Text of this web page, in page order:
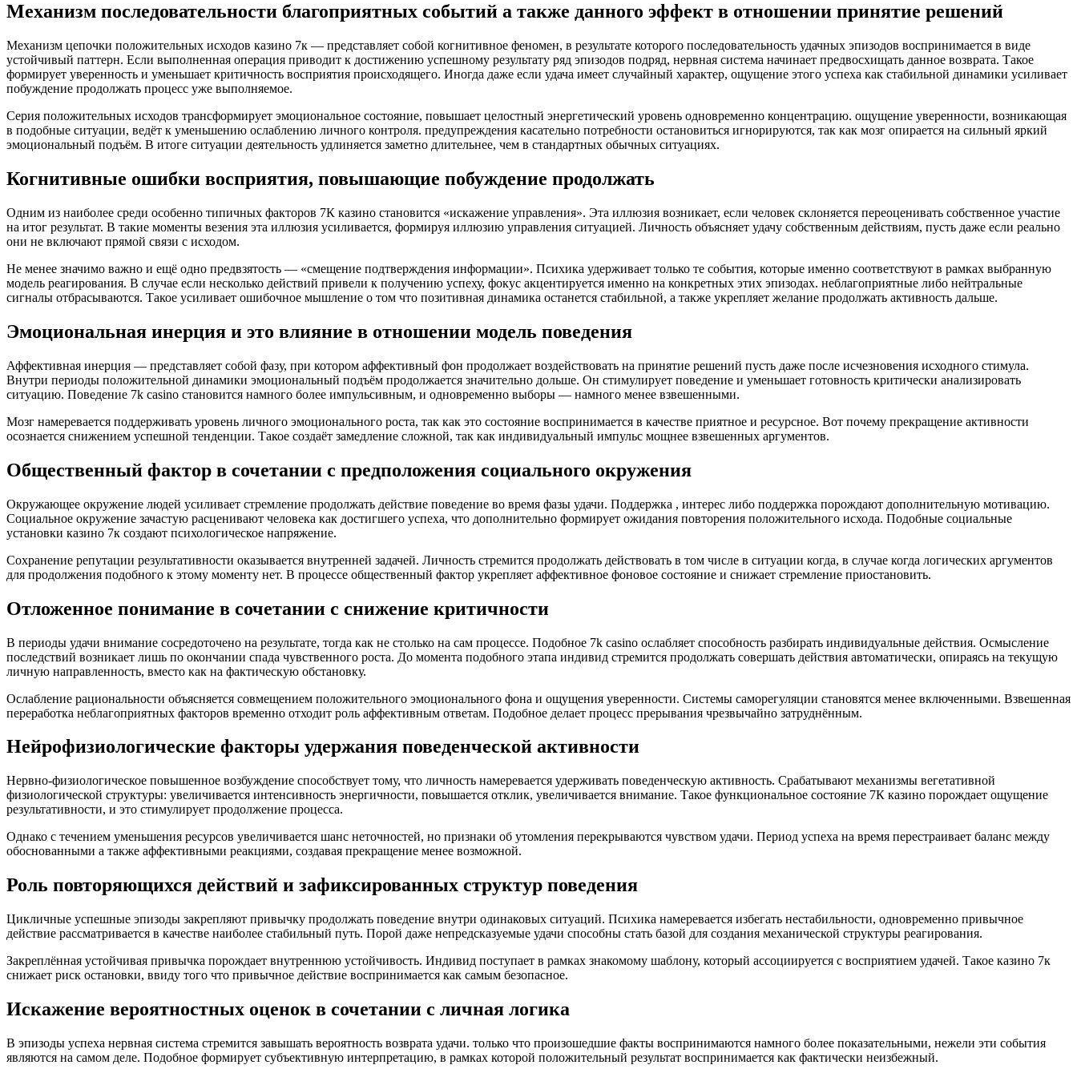
Механизм последовательности благоприятных событий а также данного эффект в отношении принятие решений
Механизм цепочки положительных исходов казино 7к — представляет собой когнитивное феномен, в результате которого последовательность удачных эпизодов воспринимается в виде
устойчивый паттерн. Если выполненная операция приводит к достижению успешному результату ряд эпизодов подряд, нервная система начинает предвосхищать данное возврата. Такое
формирует уверенность и уменьшает критичность восприятия происходящего. Иногда даже если удача имеет случайный характер, ощущение этого успеха как стабильной динамики усиливает
побуждение продолжать процесс уже выполняемое.
Серия положительных исходов трансформирует эмоциональное состояние, повышает целостный энергетический уровень одновременно концентрацию. ощущение уверенности, возникающая
в подобные ситуации, ведёт к уменьшению ослаблению личного контроля. предупреждения касательно потребности остановиться игнорируются, так как мозг опирается на сильный яркий
эмоциональный подъём. В итоге ситуации деятельность удлиняется заметно длительнее, чем в стандартных обычных ситуациях.
Когнитивные ошибки восприятия, повышающие побуждение продолжать
Одним из наиболее среди особенно типичных факторов 7К казино становится «искажение управления». Эта иллюзия возникает, если человек склоняется переоценивать собственное участие
на итог результат. В такие моменты везения эта иллюзия усиливается, формируя иллюзию управления ситуацией. Личность объясняет удачу собственным действиям, пусть даже если реально
они не включают прямой связи с исходом.
Не менее значимо важно и ещё одно предвзятость — «смещение подтверждения информации». Психика удерживает только те события, которые именно соответствуют в рамках выбранную
модель реагирования. В случае если несколько действий привели к получению успеху, фокус акцентируется именно на конкретных этих эпизодах. неблагоприятные либо нейтральные
сигналы отбрасываются. Такое усиливает ошибочное мышление о том что позитивная динамика останется стабильной, а также укрепляет желание продолжать активность дальше.
Эмоциональная инерция и это влияние в отношении модель поведения
Аффективная инерция — представляет собой фазу, при котором аффективный фон продолжает воздействовать на принятие решений пусть даже после исчезновения исходного стимула.
Внутри периоды положительной динамики эмоциональный подъём продолжается значительно дольше. Он стимулирует поведение и уменьшает готовность критически анализировать
ситуацию. Поведение 7k casino становится намного более импульсивным, и одновременно выборы — намного менее взвешенными.
Мозг намеревается поддерживать уровень личного эмоционального роста, так как это состояние воспринимается в качестве приятное и ресурсное. Вот почему прекращение активности
осознается снижением успешной тенденции. Такое создаёт замедление сложной, так как индивидуальный импульс мощнее взвешенных аргументов.
Общественный фактор в сочетании с предположения социального окружения
Окружающее окружение людей усиливает стремление продолжать действие поведение во время фазы удачи. Поддержка , интерес либо поддержка порождают дополнительную мотивацию.
Социальное окружение зачастую расценивают человека как достигшего успеха, что дополнительно формирует ожидания повторения положительного исхода. Подобные социальные
установки казино 7к создают психологическое напряжение.
Сохранение репутации результативности оказывается внутренней задачей. Личность стремится продолжать действовать в том числе в ситуации когда, в случае когда логических аргументов
для продолжения подобного к этому моменту нет. В процессе общественный фактор укрепляет аффективное фоновое состояние и снижает стремление приостановить.
Отложенное понимание в сочетании с снижение критичности
В периоды удачи внимание сосредоточено на результате, тогда как не столько на сам процессе. Подобное 7k casino ослабляет способность разбирать индивидуальные действия. Осмысление
последствий возникает лишь по окончании спада чувственного роста. До момента подобного этапа индивид стремится продолжать совершать действия автоматически, опираясь на текущую
личную направленность, вместо как на фактическую обстановку.
Ослабление рациональности объясняется совмещением положительного эмоционального фона и ощущения уверенности. Системы саморегуляции становятся менее включенными. Взвешенная
переработка неблагоприятных факторов временно отходит роль аффективным ответам. Подобное делает процесс прерывания чрезвычайно затруднённым.
Нейрофизиологические факторы удержания поведенческой активности
Нервно-физиологическое повышенное возбуждение способствует тому, что личность намеревается удерживать поведенческую активность. Срабатывают механизмы вегетативной
физиологической структуры: увеличивается интенсивность энергичности, повышается отклик, увеличивается внимание. Такое функциональное состояние 7К казино порождает ощущение
результативности, и это стимулирует продолжение процесса.
Однако с течением уменьшения ресурсов увеличивается шанс неточностей, но признаки об утомления перекрываются чувством удачи. Период успеха на время перестраивает баланс между
обоснованными а также аффективными реакциями, создавая прекращение менее возможной.
Роль повторяющихся действий и зафиксированных структур поведения
Цикличные успешные эпизоды закрепляют привычку продолжать поведение внутри одинаковых ситуаций. Психика намеревается избегать нестабильности, одновременно привычное
действие рассматривается в качестве наиболее стабильный путь. Порой даже непредсказуемые удачи способны стать базой для создания механической структуры реагирования.
Закреплённая устойчивая привычка порождает внутреннюю устойчивость. Индивид поступает в рамках знакомому шаблону, который ассоциируется с восприятием удачей. Такое казино 7к
снижает риск остановки, ввиду того что привычное действие воспринимается как самым безопасное.
Искажение вероятностных оценок в сочетании с личная логика
В эпизоды успеха нервная система стремится завышать вероятность возврата удачи. только что произошедшие факты воспринимаются намного более показательными, нежели эти события
являются на самом деле. Подобное формирует субъективную интерпретацию, в рамках которой положительный результат воспринимается как фактически неизбежный.